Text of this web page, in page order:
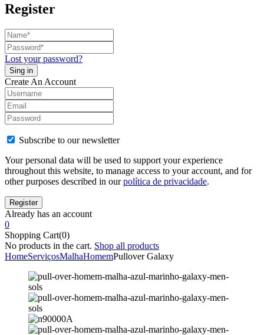
Register
Lost your password?
Create An Account
Subscribe to our newsletter
Your personal data will be used to support your experience
throughout this website, to manage access to your account, and for
other purposes described in ourpolítica de privacidade.
Already has an account
0
Shopping Cart(0)
No products in the cart. Shop all products
HomeServiçosMalhaHomemPullover Galaxy